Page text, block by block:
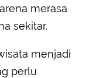
merasa
sekitar.
menjadi
perlu